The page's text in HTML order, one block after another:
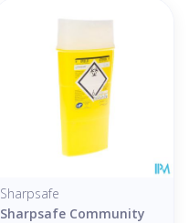
Sharpsafe
Sharpsafe Community